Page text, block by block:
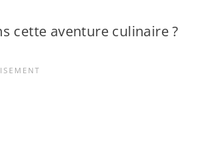
cette aventure culinaire ?